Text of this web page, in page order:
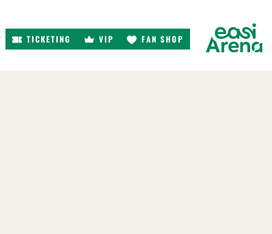
TICKETING VIP FAN SHOP